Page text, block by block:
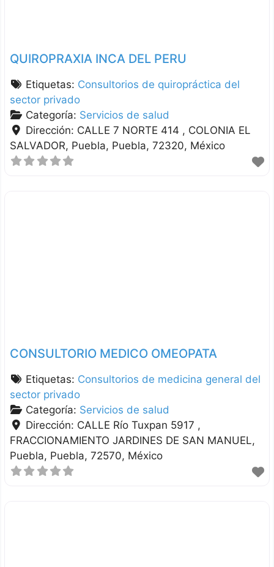
QUIROPRAXIA INCA DEL PERU
Etiquetas: Consultorios de quiropráctica del
sector privado
Categoría: Servicios de salud
Dirección: CALLE 7 NORTE 414 , COLONIA EL
SALVADOR Puebla Puebla 72320 México
CONSULTORIO MEDICO OMEOPATA
Etiquetas: Consultorios de medicina general del
sector privado
Categoría: Servicios de salud
Dirección: CALLE Río Tuxpan 5917 ,
FRACCIONAMIENTO JARDINES DE SAN MANUEL
Puebla Puebla 72570 México